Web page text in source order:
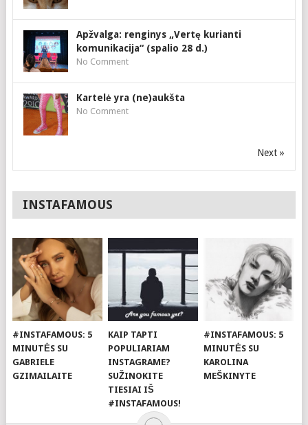
Apžvalga: renginys „Vertę kurianti
komunikacija“ (spalio 28 d.)
No Comment
Kartelė yra (ne)aukšta
No Comment
Next »
INSTAFAMOUS
#INSTAFAMOUS: 5
MINUTĖS SU
GABRIELE
GZIMAILAITE
KAIP TAPTI
POPULIARIAM
INSTAGRAME?
SUŽINOKITE
TIESIAI IŠ
#INSTAFAMOUS!
#INSTAFAMOUS: 5
MINUTĖS SU
KAROLINA
MEŠKINYTE